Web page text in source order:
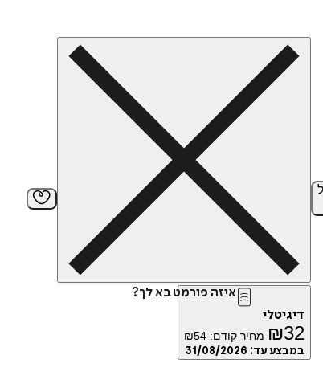
איזה פורמט בא לך?
דיגיטלי
₪32 מחיר קודם: ₪54
במבצע עד: 31/08/2026